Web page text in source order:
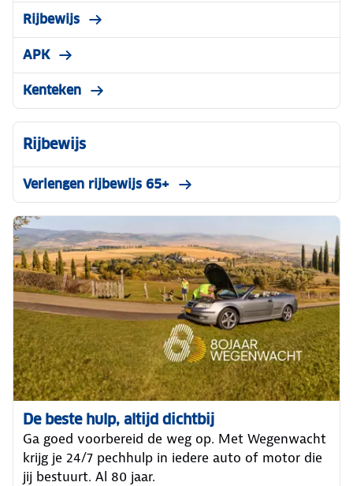
Rijbewijs
APK
Kenteken
Rijbewijs
Verlengen rijbewijs 65+
De beste hulp, altijd dichtbij
Ga goed voorbereid de weg op. Met Wegenwacht
krijg je 24/7 pechhulp in iedere auto of motor die
jij bestuurt. Al 80 jaar.